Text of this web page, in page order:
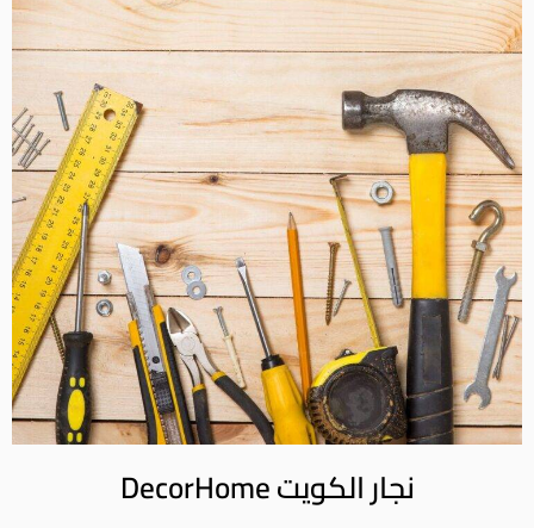
نجار الكويت DecorHome